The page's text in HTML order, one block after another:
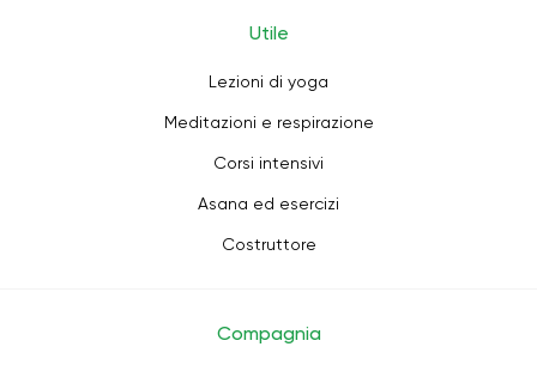
Utile
Lezioni di yoga
Meditazioni e respirazione
Corsi intensivi
Asana ed esercizi
Costruttore
Compagnia